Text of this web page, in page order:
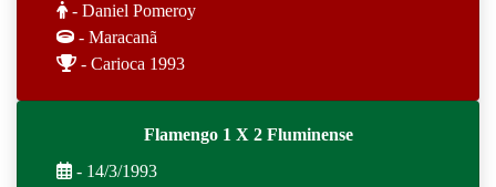
- Daniel Pomeroy
- Maracanã
- Carioca 1993
Flamengo 1 X 2 Fluminense
- 14/3/1993